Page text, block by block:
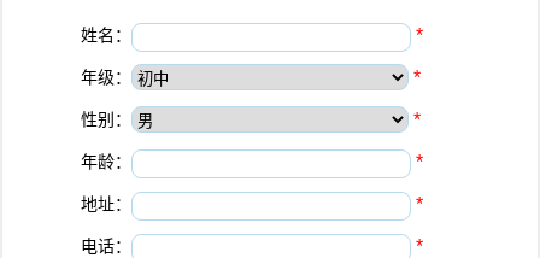
姓名： *
年级： *
性别： *
年龄： *
地址： *
电话： *